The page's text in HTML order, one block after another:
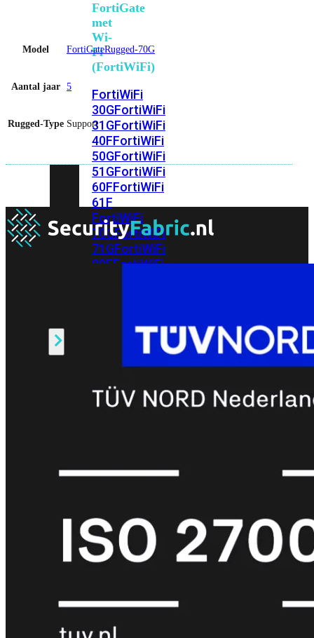
FortiGate
met
Wi-
Fi
(FortiWiFi)
FortiWiFi
30GFortiWiFi
31GFortiWiFi
40FFortiWiFi
50GFortiWiFi
51GFortiWiFi
60FFortiWiFi
61F
FortiWiFi
70GFortiWiFi
71GFortiWiFi
80FFortiWiFi
bekijken
EssentialsFortiCare
Upgrades
FortiCare
FortiCare
Model FortiGateRugged-70G
Aantal jaar 5
Rugged-Type Support